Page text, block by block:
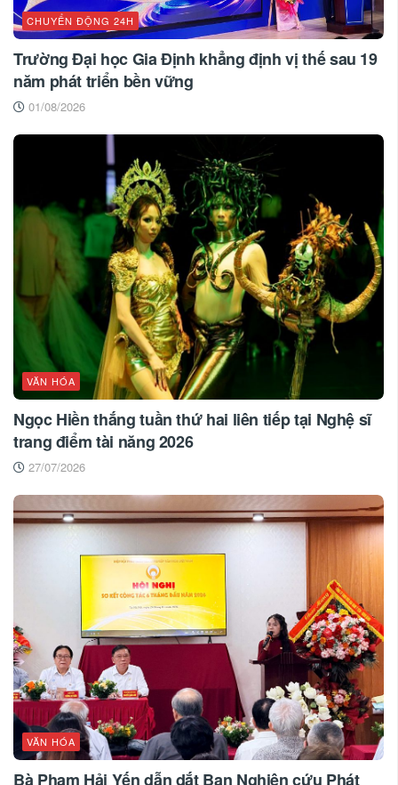
CHUYỂN ĐỘNG 24H
Trường Đại học Gia Định khẳng định vị thế sau 19
năm phát triển bền vững
01/08/2026
VĂN HÓA
Ngọc Hiền thắng tuần thứ hai liên tiếp tại Nghệ sĩ
trang điểm tài năng 2026
27/07/2026
VĂN HÓA
Bà Phạm Hải Yến dẫn dắt Ban Nghiên cứu Phát